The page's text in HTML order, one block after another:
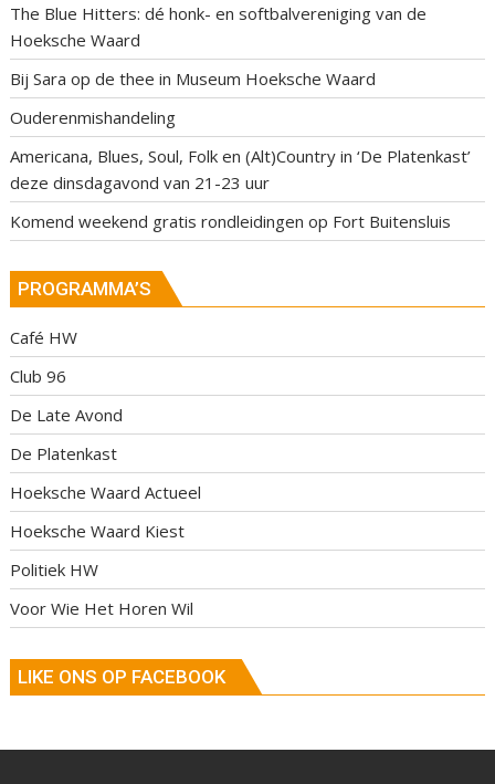
The Blue Hitters: dé honk- en softbalvereniging van de
Hoeksche Waard
Bij Sara op de thee in Museum Hoeksche Waard
Ouderenmishandeling
Americana, Blues, Soul, Folk en (Alt)Country in ‘De Platenkast’
deze dinsdagavond van 21-23 uur
Komend weekend gratis rondleidingen op Fort Buitensluis
PROGRAMMA’S
Café HW
Club 96
De Late Avond
De Platenkast
Hoeksche Waard Actueel
Hoeksche Waard Kiest
Politiek HW
Voor Wie Het Horen Wil
LIKE ONS OP FACEBOOK